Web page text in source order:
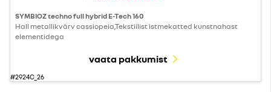
#2924C_26
SYMBIOZ techno full hybrid E-Tech 160
Hall metallikvärv cassiopeia,Tekstiilist istmekatted kunstnahast
elementidega
vaata pakkumist